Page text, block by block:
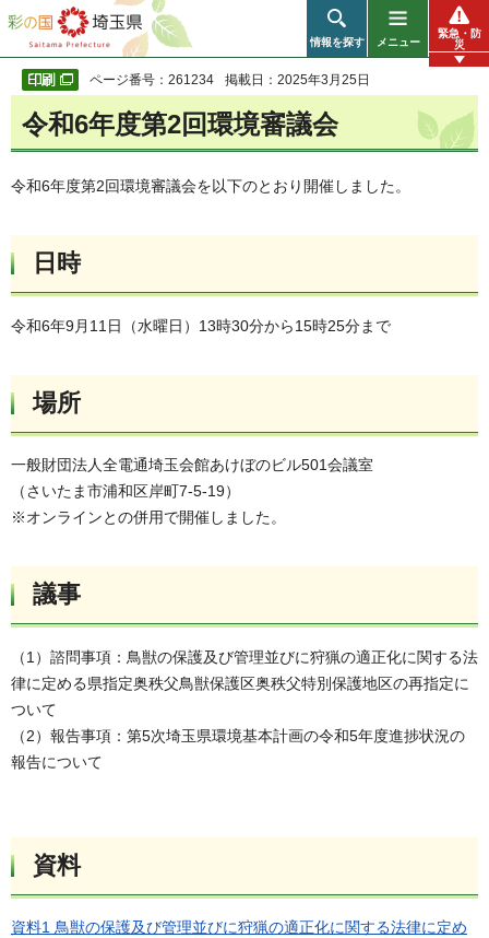
彩の国 埼玉県
情報を探す メニュー
緊急・防
災
ページ番号：261234 掲載日：2025年3月25日
令和6年度第2回環境審議会
令和6年度第2回環境審議会を以下のとおり開催しました。
日時
令和6年9月11日（水曜日）13時30分から15時25分まで
場所
一般財団法人全電通埼玉会館あけぼのビル501会議室
（さいたま市浦和区岸町7-5-19）
※オンラインとの併用で開催しました。
議事
（1）諮問事項：鳥獣の保護及び管理並びに狩猟の適正化に関する法
律に定める県指定奥秩父鳥獣保護区奥秩父特別保護地区の再指定に
ついて
（2）報告事項：第5次埼玉県環境基本計画の令和5年度進捗状況の
報告について
資料
資料1 鳥獣の保護及び管理並びに狩猟の適正化に関する法律に定め